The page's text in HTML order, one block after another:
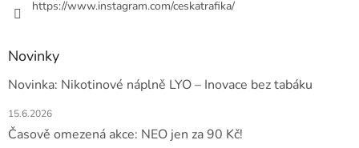
https://www.instagram.com/ceskatrafika/
Novinky
Novinka: Nikotinové náplně LYO – Inovace bez tabáku
15.6.2026
Časově omezená akce: NEO jen za 90 Kč!